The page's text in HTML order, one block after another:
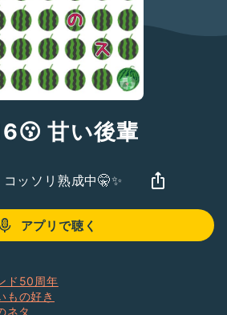
甘い後輩
ッソリ熟成中🤫✨
アプリで聴く
ド50周年
もの好き
ネタ